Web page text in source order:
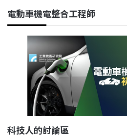
電動車機電整合工程師
科技人的討論區